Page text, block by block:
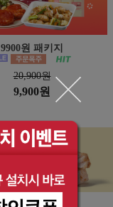
9900원 패키지
20,900원
9,900원